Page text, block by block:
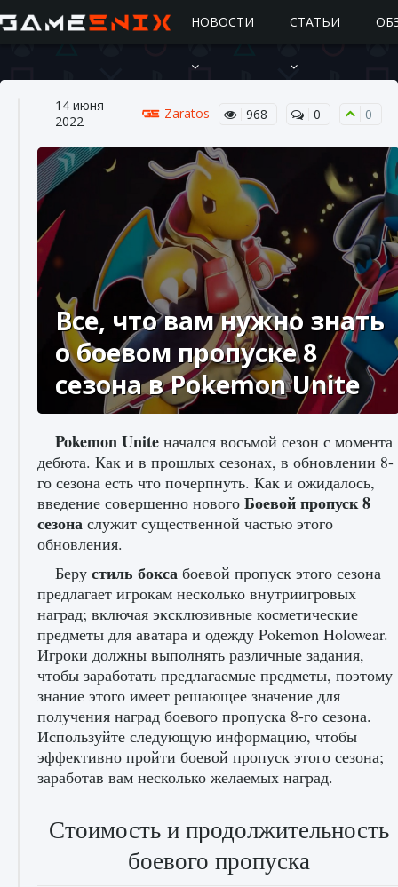
НОВОСТИ СТАТЬИ
Подробное руководство по получению
самоцветов Brawl Stars
10 августа 2024 2 685 0
Как исправить ошибку Palworld «Идет
сохранение мира — Невозможно начать
сохранение данных мира»
9 августа 2024
Как заработать медали лиги Clash of Clans
9 августа 2024 2 599 0 1
14 июня
2022
Zaratos 968 0 0
Все, что вам нужно знать
о боевом пропуске 8
сезона в Pokemon Unite
Pokemon Unite начался восьмой сезон с момента
дебюта. Как и в прошлых сезонах, в обновлении 8-
го сезона есть что почерпнуть. Как и ожидалось,
введение совершенно нового Боевой пропуск 8
сезона служит существенной частью этого
обновления.
Беру стиль бокса боевой пропуск этого сезона
предлагает игрокам несколько внутриигровых
наград; включая эксклюзивные косметические
предметы для аватара и одежду Pokemon Holowear.
Игроки должны выполнять различные задания,
чтобы заработать предлагаемые предметы, поэтому
знание этого имеет решающее значение для
получения наград боевого пропуска 8-го сезона.
Используйте следующую информацию, чтобы
эффективно пройти боевой пропуск этого сезона;
заработав вам несколько желаемых наград.
Стоимость и продолжительность
боевого пропуска